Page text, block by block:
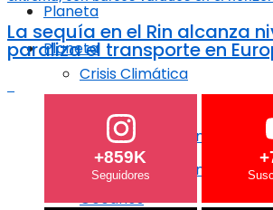
Planeta
Crisis Climática
Agricultura regenerativa
Océanos
Planeta
Crisis Climática
Agricultura regenerativa
La sequía en el Rin alcanza
paraliza el transporte en
+859K